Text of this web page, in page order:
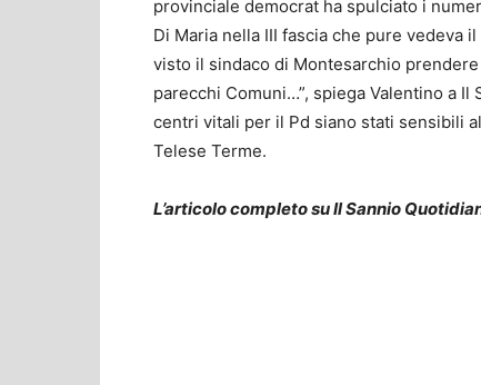
provinciale democrat ha spulciato i
Di Maria nella III fascia che pure vedeva
visto il sindaco di Montesarchio
parecchi Comuni…”, spiega Valentino a
centri vitali per il Pd siano stati sensibili
Telese Terme.
L’articolo completo su Il Sannio